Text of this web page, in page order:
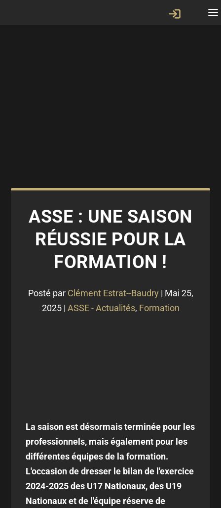
ASSE : UNE SAISON
RÉUSSIE POUR LA
FORMATION !
Posté par Clément Estrat--Baudry | Mai 25,
2025| ASSE - Actualités, Formation
La saison est désormais terminée pour les
professionnels, mais également pour les
différentes équipes de la formation.
L'occasion de dresser le bilan de l'exercice
2024-2025 des U17 Nationaux, des U19
Nationaux et de l'équipe réserve de